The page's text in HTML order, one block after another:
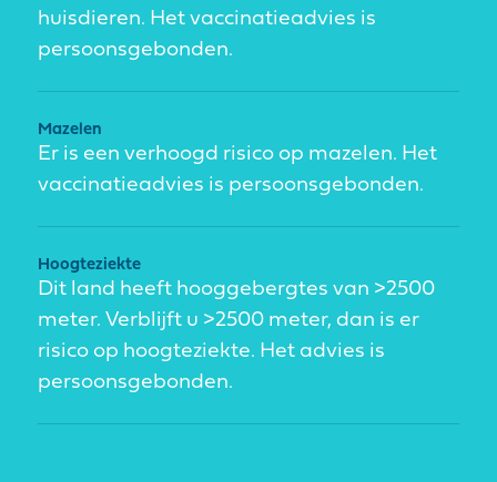
huisdieren. Het vaccinatieadvies is
persoonsgebonden.
Mazelen
Er is een verhoogd risico op mazelen. Het
vaccinatieadvies is persoonsgebonden.
Hoogteziekte
Dit land heeft hooggebergtes van >2500
meter. Verblijft u >2500 meter, dan is er
risico op hoogteziekte. Het advies is
persoonsgebonden.